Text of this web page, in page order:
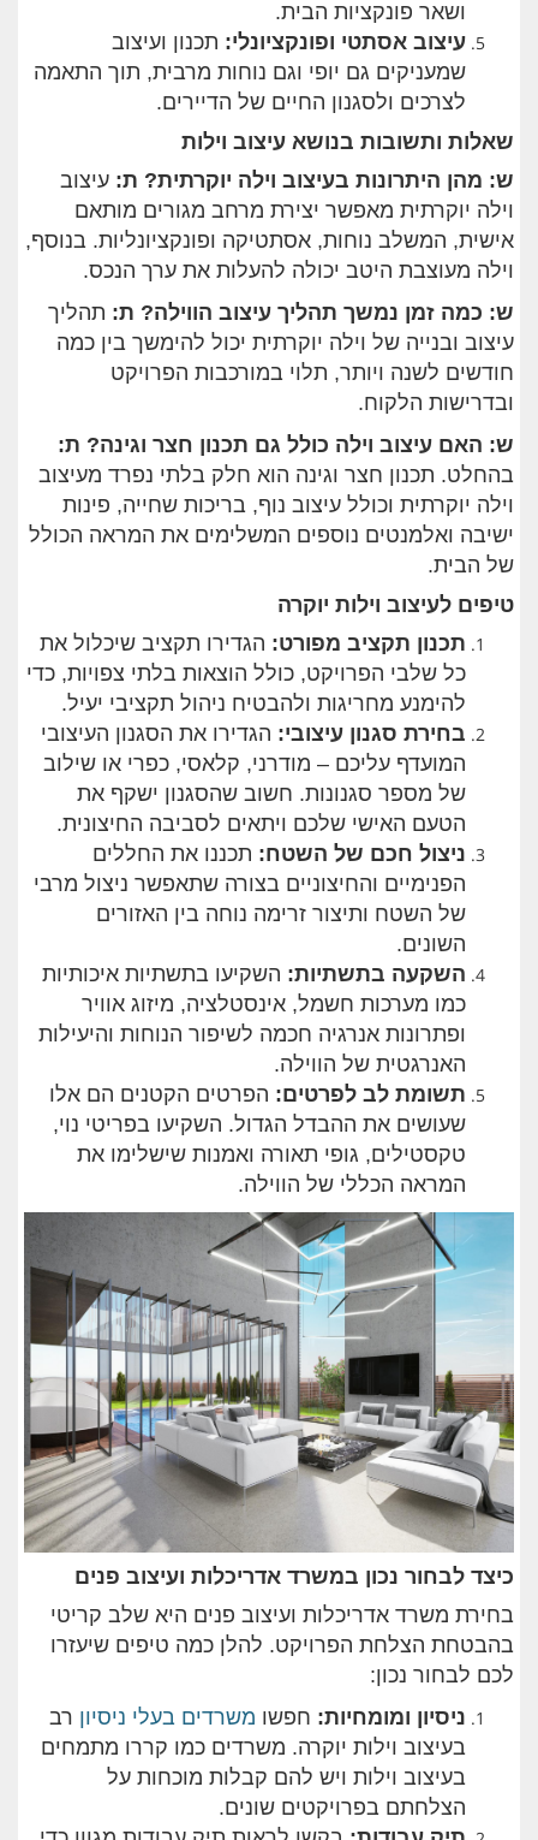
ושאר פונקציות הבית.
עיצוב אסתטי ופונקציונלי: תכנון ועיצוב
שמעניקים גם יופי וגם נוחות מרבית, תוך התאמה
לצרכים ולסגנון החיים של הדיירים.
שאלות ותשובות בנושא עיצוב וילות
ש: מהן היתרונות בעיצוב וילה יוקרתית? ת: עיצוב
וילה יוקרתית מאפשר יצירת מרחב מגורים מותאם
אישית, המשלב נוחות, אסתטיקה ופונקציונליות. בנוסף,
וילה מעוצבת היטב יכולה להעלות את ערך הנכס.
ש: כמה זמן נמשך תהליך עיצוב הווילה? ת: תהליך
עיצוב ובנייה של וילה יוקרתית יכול להימשך בין כמה
חודשים לשנה ויותר, תלוי במורכבות הפרויקט
ובדרישות הלקוח.
ש: האם עיצוב וילה כולל גם תכנון חצר וגינה? ת:
בהחלט. תכנון חצר וגינה הוא חלק בלתי נפרד מעיצוב
וילה יוקרתית וכולל עיצוב נוף, בריכות שחייה, פינות
ישיבה ואלמנטים נוספים המשלימים את המראה הכולל
של הבית.
טיפים לעיצוב וילות יוקרה
תכנון תקציב מפורט: הגדירו תקציב שיכלול את
כל שלבי הפרויקט, כולל הוצאות בלתי צפויות, כדי
להימנע מחריגות ולהבטיח ניהול תקציבי יעיל.
בחירת סגנון עיצובי: הגדירו את הסגנון העיצובי
המועדף עליכם – מודרני, קלאסי, כפרי או שילוב
של מספר סגנונות. חשוב שהסגנון ישקף את
הטעם האישי שלכם ויתאים לסביבה החיצונית.
ניצול חכם של השטח: תכננו את החללים
הפנימיים והחיצוניים בצורה שתאפשר ניצול מרבי
של השטח ותיצור זרימה נוחה בין האזורים
השונים.
השקעה בתשתיות: השקיעו בתשתיות איכותיות
כמו מערכות חשמל, אינסטלציה, מיזוג אוויר
ופתרונות אנרגיה חכמה לשיפור הנוחות והיעילות
האנרגטית של הווילה.
תשומת לב לפרטים: הפרטים הקטנים הם אלו
שעושים את ההבדל הגדול. השקיעו בפריטי נוי,
טקסטילים, גופי תאורה ואמנות שישלימו את
המראה הכללי של הווילה.
כיצד לבחור נכון במשרד אדריכלות ועיצוב פנים
בחירת משרד אדריכלות ועיצוב פנים היא שלב קריטי
בהבטחת הצלחת הפרויקט. להלן כמה טיפים שיעזרו
לכם לבחור נכון:
ניסיון ומומחיות: חפשו משרדים בעלי ניסיון רב
בעיצוב וילות יוקרה. משרדים כמו קררו מתמחים
בעיצוב וילות ויש להם קבלות מוכחות על
הצלחתם בפרויקטים שונים.